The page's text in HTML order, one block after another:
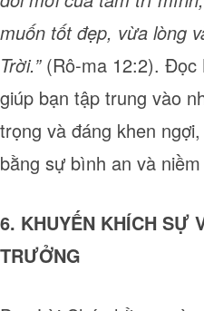
muốn tốt đẹp, vừa lòng
Trời.”(Rô-ma 12:2). Đọc
giúp bạn tập trung vào
trọng và đáng khen
bằng sự bình an và
6. KHUYẾN KHÍCH SỰ
TRƯỞNG